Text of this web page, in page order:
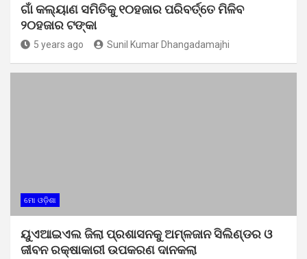
ଗାଁ କଲ୍ୟାଣ ସମିତିକୁ ୧୦ହଜାର ପରିବର୍ତ୍ତେ ମିଳିବ
୨୦ହଜାର ଟଙ୍କା
5 years ago Sunil Kumar Dhangadamajhi
ମୋ ଓଡ଼ିଶା
ୟୁଏଆଇଏଲ ଜିଲା ପ୍ରଶାସନକୁ ଅମ୍ଳଜାନ ସିଲିଣ୍ଡର ଓ
ଜୀବନ ରକ୍ଷାକାରୀ ଉପକରଣ ଦାନକଲା